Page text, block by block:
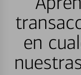
en